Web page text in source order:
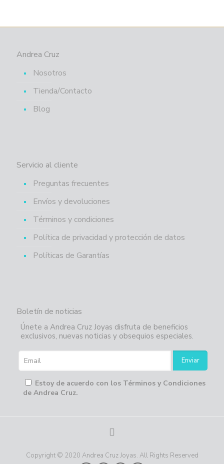
Andrea Cruz
Nosotros
Tienda/Contacto
Blog
Servicio al cliente
Preguntas frecuentes
Envíos y devoluciones
Términos y condiciones
Política de privacidad y protección de datos
Políticas de Garantías
Boletín de noticias
Únete a Andrea Cruz Joyas disfruta de beneficios
exclusivos, nuevas noticias y obsequios especiales.
Estoy de acuerdo con los Términos y Condiciones
de Andrea Cruz.
Copyright © 2020 Andrea Cruz Joyas. All Rights Reserved